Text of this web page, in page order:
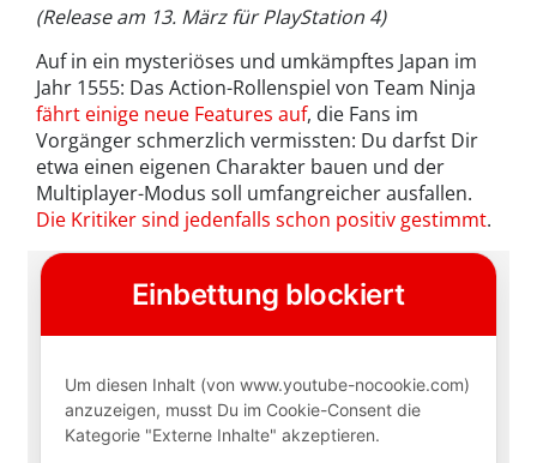
(Release am 13. März für PlayStation 4)
Auf in ein mysteriöses und umkämpftes Japan im
Jahr 1555: Das Action-Rollenspiel von Team Ninja
fährt einige neue Features auf, die Fans im
Vorgänger schmerzlich vermissten: Du darfst Dir
etwa einen eigenen Charakter bauen und der
Multiplayer-Modus soll umfangreicher ausfallen.
Die Kritiker sind jedenfalls schon positiv gestimmt.